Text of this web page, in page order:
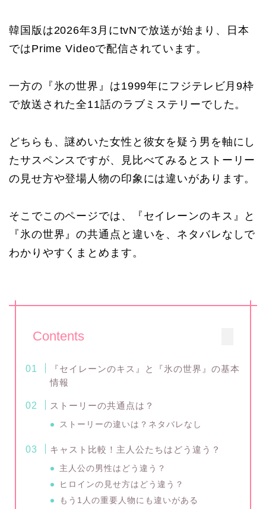
韓国版は2026年3月にtvNで放送が始まり、日本
ではPrime Videoで配信されています。
一方の『氷の世界』は1999年にフジテレビ月9枠
で放送された全11話のラブミステリーでした。
どちらも、謎めいた女性と彼女を疑う男を軸にし
たサスペンスですが、見比べてみるとストーリー
の見せ方や登場人物の印象には違いがあります。
そこでこのページでは、『セイレーンのキス』と
『氷の世界』の共通点と違いを、ネタバレなしで
わかりやすくまとめます。
Contents
『セイレーンのキス』と『氷の世界』の基本
情報
ストーリーの共通点は？
ストーリーの違いは？ネタバレなし
キャスト比較！主人公たちはどう違う？
主人公の男性はどう違う？
ヒロインの見せ方はどう違う？
もう1人の重要人物にも違いがある